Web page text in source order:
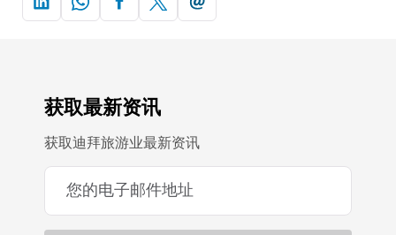
获取最新资讯
获取迪拜旅游业最新资讯